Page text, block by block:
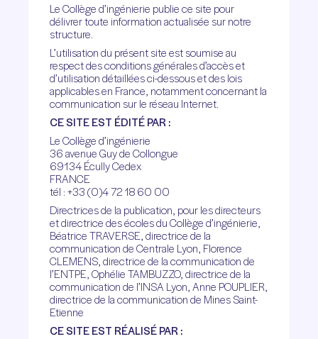
Le Collège d’ingénierie publie ce site pour
délivrer toute information actualisée sur notre
structure.
L’utilisation du présent site est soumise au
respect des conditions générales d’accès et
d’utilisation détaillées ci-dessous et des lois
applicables en France, notamment concernant la
communication sur le réseau Internet.
CE SITE EST ÉDITÉ PAR :
Le Collège d’ingénierie
36 avenue Guy de Collongue
69134 Écully Cedex
FRANCE
tél : +33 (0)4 72 18 60 00
Directrices de la publication, pour les directeurs
et directrice des écoles du Collège d’ingénierie,
Béatrice TRAVERSE, directrice de la
communication de Centrale Lyon, Florence
CLEMENS, directrice de la communication de
l’ENTPE, Ophélie TAMBUZZO, directrice de la
communication de l’INSA Lyon, Anne POUPLIER,
directrice de la communication de Mines Saint-
Etienne
CE SITE EST RÉALISÉ PAR :